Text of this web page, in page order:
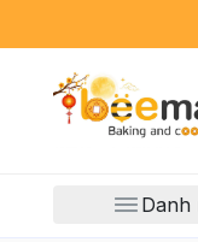
Danh